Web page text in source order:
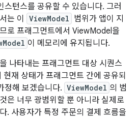
스턴스를 공유할 수 있습니다. 그러
는 이
ViewModel 범위가 앱이 지
로 프래그먼트에서 ViewModel을
이 메모리에 유지됩니다.
나타내는 프래그먼트 대상 시퀀스
재 상태가 프래그먼트 간에 공유되
정해 보겠습니다. ViewModel 의 범
은 너무 광범위할 뿐 아니라 실제로
. 사용자가 특정 주문의 결제 흐름을